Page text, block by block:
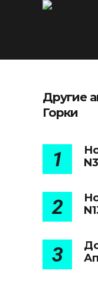
Другие
Горки
1
N3
2
3